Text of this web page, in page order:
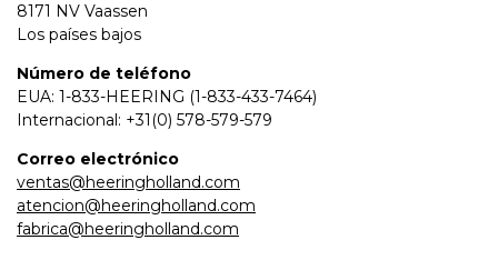
8171 NV Vaassen
Los países bajos
Número de teléfono
EUA: 1-833-HEERING (1-833-433-7464)
Internacional: +31(0) 578-579-579
Correo electrónico
ventas@heeringholland.com
atencion@heeringholland.com
fabrica@heeringholland.com